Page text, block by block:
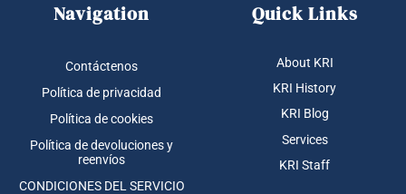
Navigation
Contáctenos
Política de privacidad
Política de cookies
Política de devoluciones y
reenvíos
CONDICIONES DEL SERVICIO
Quick Links
About KRI
KRI History
KRI Blog
Services
KRI Staff